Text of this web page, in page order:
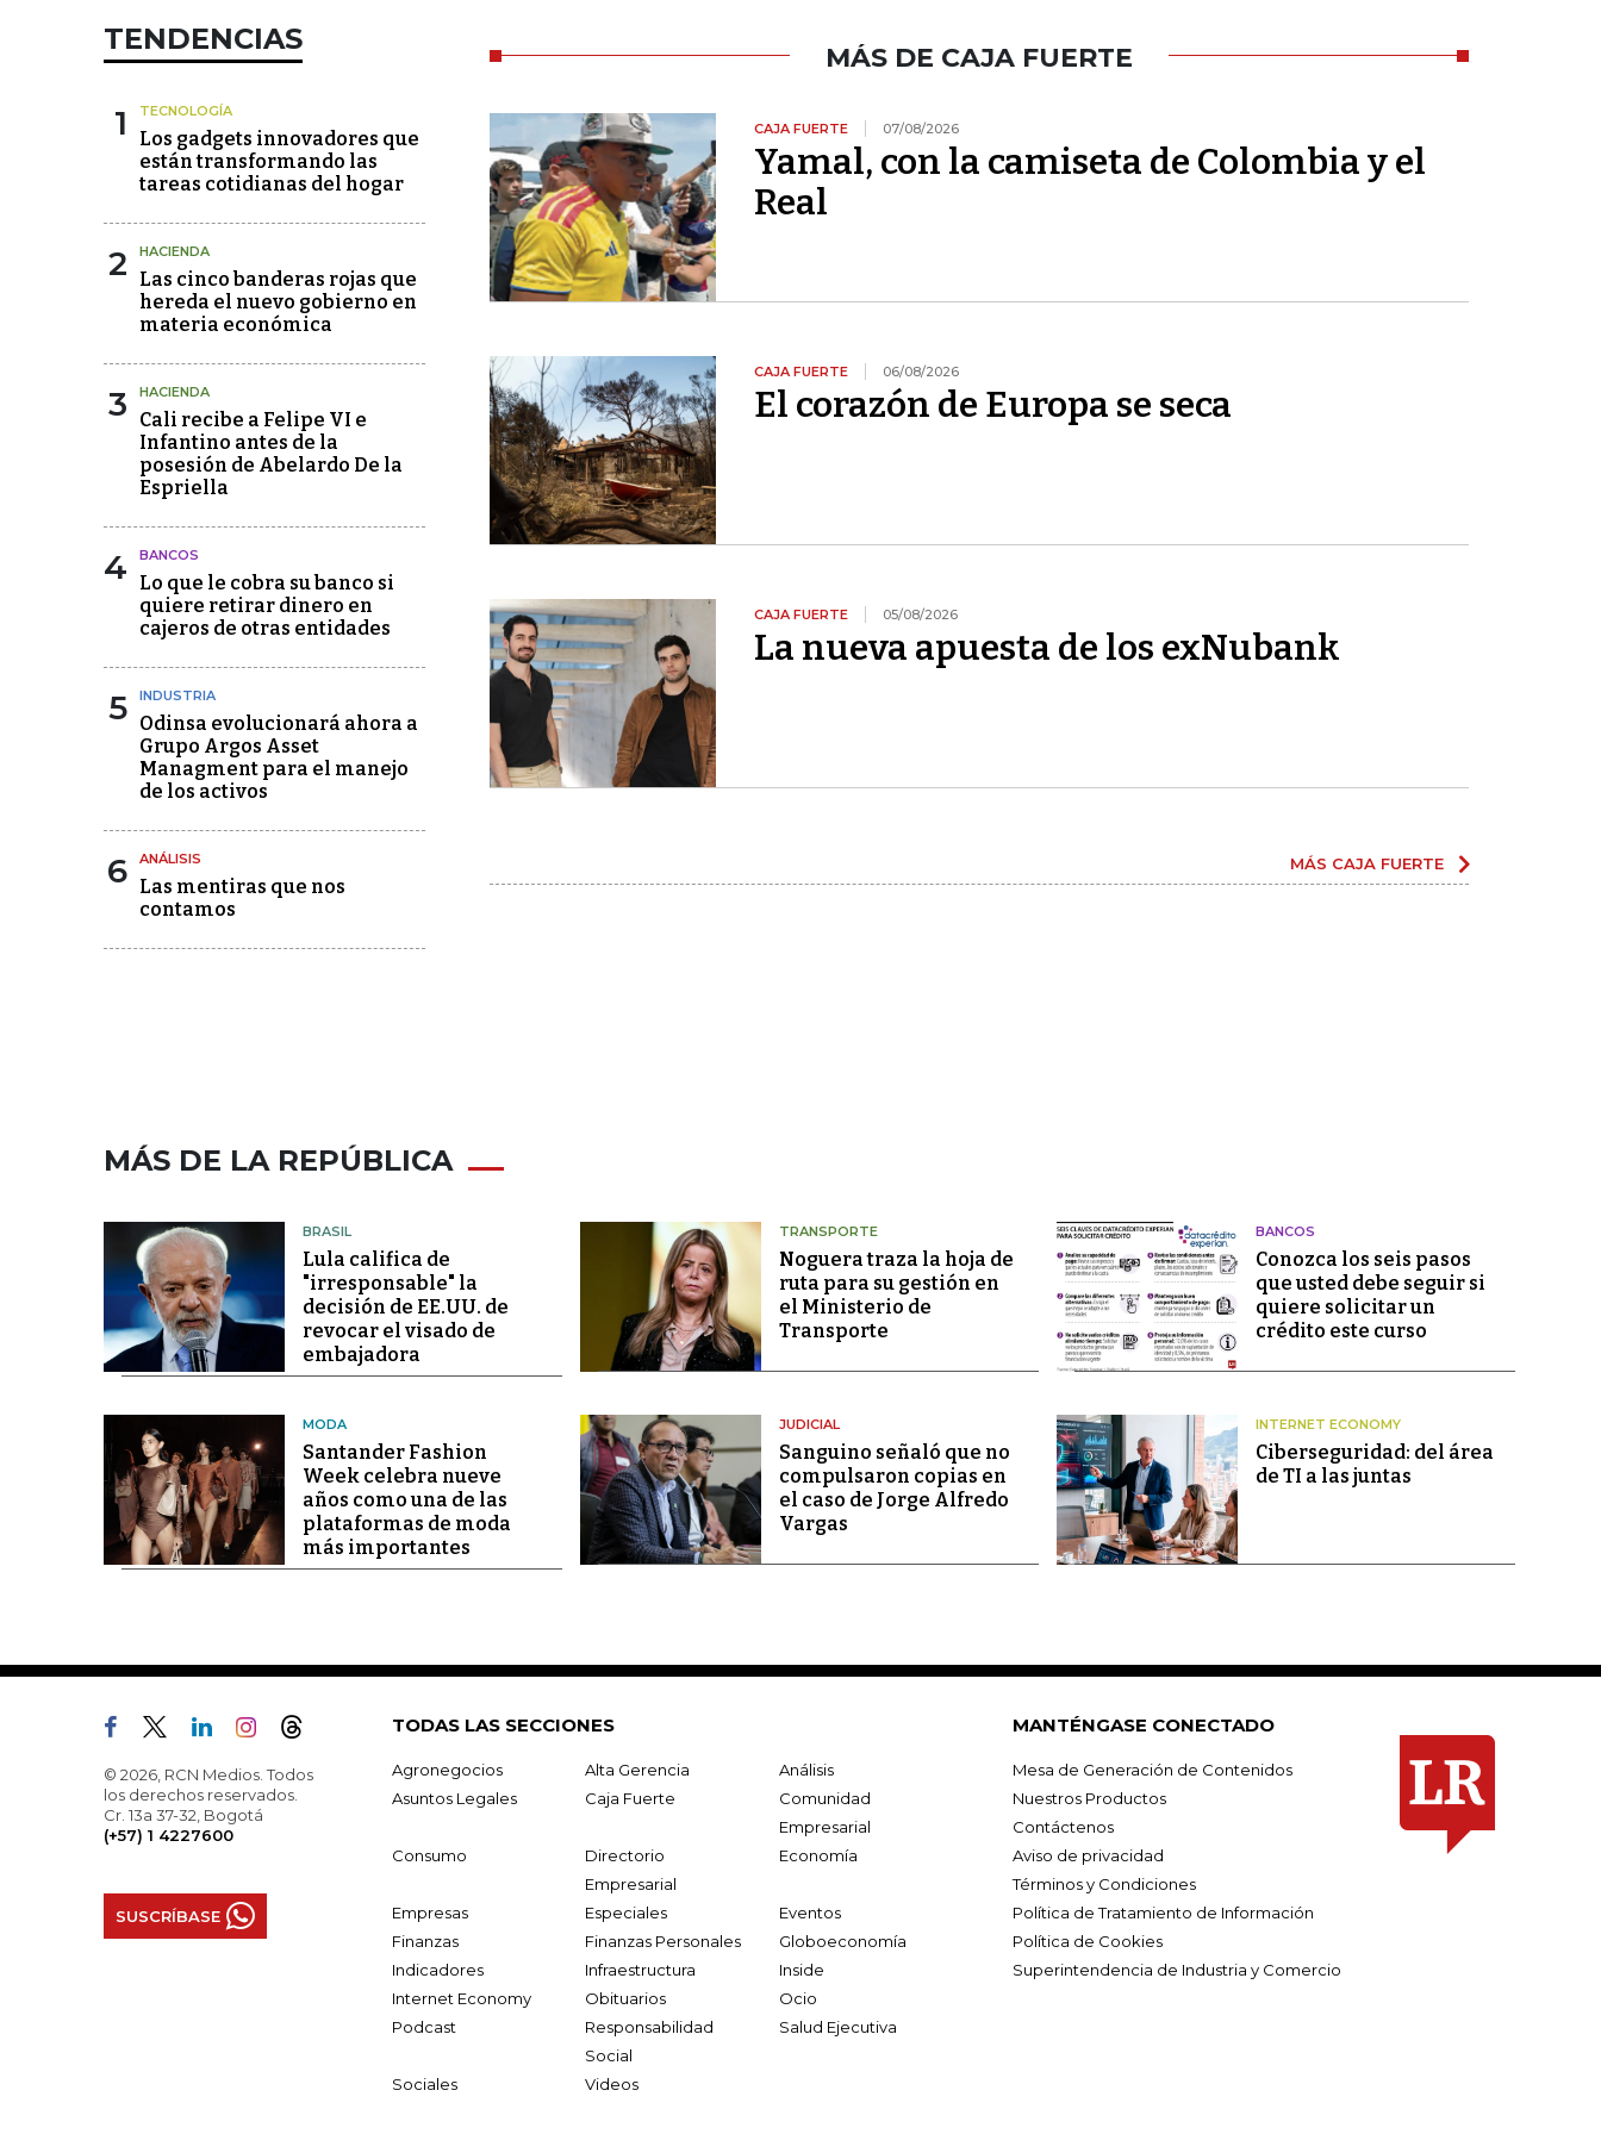
TENDENCIAS
1 TECNOLOGÍA
Los gadgets innovadores que
están transformando las
tareas cotidianas del hogar
2 HACIENDA
Las cinco banderas rojas que
hereda el nuevo gobierno en
materia económica
3 HACIENDA
Cali recibe a Felipe VI e
Infantino antes de la
posesión de Abelardo De la
Espriella
4 BANCOS
Lo que le cobra su banco si
quiere retirar dinero en
cajeros de otras entidades
5 INDUSTRIA
Odinsa evolucionará ahora a
Grupo Argos Asset
Managment para el manejo
de los activos
6 ANÁLISIS
Las mentiras que nos
contamos
MÁS DE CAJA FUERTE
CAJA FUERTE 07/08/2026
Yamal, con la camiseta de Colombia y el
Real
CAJA FUERTE 06/08/2026
El corazón de Europa se seca
CAJA FUERTE 05/08/2026
La nueva apuesta de los exNubank
MÁS CAJA FUERTE
MÁS DE LA REPÚBLICA
BRASIL
Lula califica de
"irresponsable" la
decisión de EE.UU. de
revocar el visado de
embajadora
TRANSPORTE
Noguera traza la hoja de
ruta para su gestión en
el Ministerio de
Transporte
BANCOS
Conozca los seis pasos
que usted debe seguir si
quiere solicitar un
crédito este curso
MODA
Santander Fashion
Week celebra nueve
años como una de las
plataformas de moda
más importantes
JUDICIAL
Sanguino señaló que no
compulsaron copias en
el caso de Jorge Alfredo
Vargas
INTERNET ECONOMY
Ciberseguridad: del área
de TI a las juntas
© 2026, RCN Medios. Todos
los derechos reservados.
Cr. 13a 37-32, Bogotá
(+57) 1 4227600
SUSCRÍBASE
TODAS LAS SECCIONES
Agronegocios Alta Gerencia
Análisis
Asuntos Legales
Caja Fuerte
Comunidad
Empresarial
Consumo
Directorio
Empresarial
Economía
Empresas Especiales
Eventos
Finanzas
Finanzas Personales
Globoeconomía
Indicadores
Infraestructura
Inside
Internet Economy
Obituarios
Ocio
Podcast
Responsabilidad
Social
Salud Ejecutiva
Sociales Videos
MANTÉNGASE CONECTADO
Mesa de Generación de Contenidos
Nuestros Productos
Contáctenos
Aviso de privacidad
Términos y Condiciones
Política de Tratamiento de Información
Política de Cookies
Superintendencia de Industria y Comercio